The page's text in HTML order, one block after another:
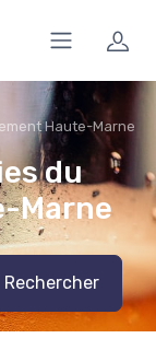
Haute-Marne
du
Marne
Rechercher